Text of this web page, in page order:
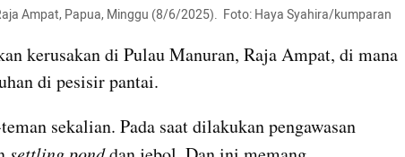
Ampat, Papua, Minggu (8/6/2025).  Foto: Haya Syahira/kumparan
kerusakan di Pulau Manuran, Raja Ampat, di mana
di pesisir pantai.
sekalian. Pada saat dilakukan pengawasan